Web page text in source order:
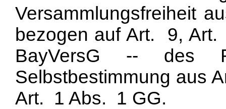
Versammlungsfreiheit
bezogen auf Art. 9,
BayVersG -- des
Selbstbestimmung aus
Art. 1 Abs. 1 GG.